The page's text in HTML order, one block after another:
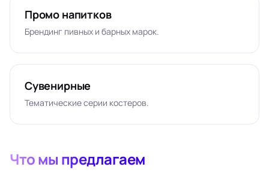
Промо напитков
Брендинг пивных и барных марок.
Сувенирные
Тематические серии костеров.
Что мы предлагаем